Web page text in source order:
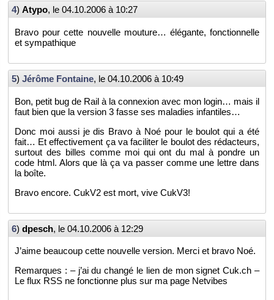
4) Atypo, le 04.10.2006 à 10:27
Bravo pour cette nou­velle mou­ture… élé­gante, fonc­tion­nelle
et sym­pa­thique
5) Jé­rôme Fon­taine, le 04.10.2006 à 10:49
Bon, petit bug de Rail à la connexion avec mon login… mais il
faut bien que la ver­sion 3 fasse ses ma­la­dies in­fan­tiles…
Donc moi aussi je dis Bravo à Noé pour le bou­lot qui a été
fait… Et ef­fec­ti­ve­ment ça va fa­ci­li­ter le bou­lot des ré­dac­teurs,
sur­tout des billes comme moi qui ont du mal à pondre un
code html. Alors que là ça va pas­ser comme une lettre dans
la boîte.
Bravo en­core. CukV2 est mort, vive CukV3!
6) dpesch, le 04.10.2006 à 12:29
J’aime beau­coup cette nou­velle ver­sion. Merci et bravo Noé.
Re­marques : – j’ai du changé le lien de mon si­gnet Cuk.​ch –
Le flux RSS ne fonc­tionne plus sur ma page Net­vibes